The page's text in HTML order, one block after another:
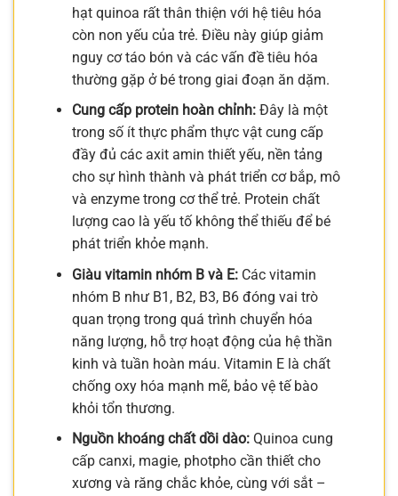
hạt quinoa rất thân thiện với hệ tiêu hóa
còn non yếu của trẻ. Điều này giúp giảm
nguy cơ táo bón và các vấn đề tiêu hóa
thường gặp ở bé trong giai đoạn ăn dặm.
Cung cấp protein hoàn chỉnh:Đây là một
trong số ít thực phẩm thực vật cung cấp
đầy đủ các axit amin thiết yếu, nền tảng
cho sự hình thành và phát triển cơ bắp, mô
và enzyme trong cơ thể trẻ. Protein chất
lượng cao là yếu tố không thể thiếu để bé
phát triển khỏe mạnh.
Giàu vitamin nhóm B và E:Các vitamin
nhóm B như B1, B2, B3, B6 đóng vai trò
quan trọng trong quá trình chuyển hóa
năng lượng, hỗ trợ hoạt động của hệ thần
kinh và tuần hoàn máu. Vitamin E là chất
chống oxy hóa mạnh mẽ, bảo vệ tế bào
khỏi tổn thương.
Nguồn khoáng chất dồi dào:Quinoa cung
cấp canxi, magie, photpho cần thiết cho
xương và răng chắc khỏe, cùng với sắt –